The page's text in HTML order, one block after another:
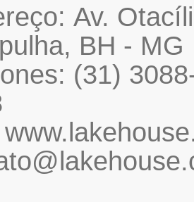
Av.
BH - MG
(31)